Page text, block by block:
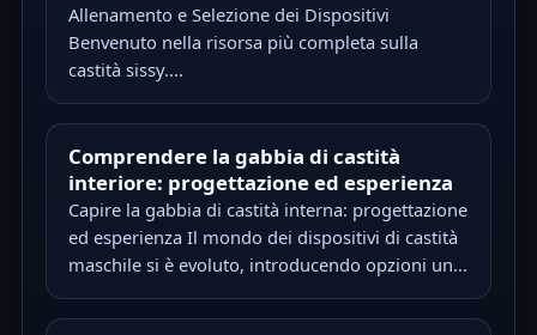
Allenamento e Selezione dei Dispositivi
Benvenuto nella risorsa più completa sulla
castità sissy....
Comprendere la gabbia di castità
interiore: progettazione ed esperienza
Capire la gabbia di castità interna: progettazione
ed esperienza Il mondo dei dispositivi di castità
maschile si è evoluto, introducendo opzioni un...